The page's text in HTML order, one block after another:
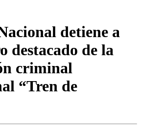
detiene a
destacado de la
criminal
“Tren de